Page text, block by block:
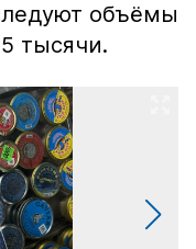
объёмы
тысячи.